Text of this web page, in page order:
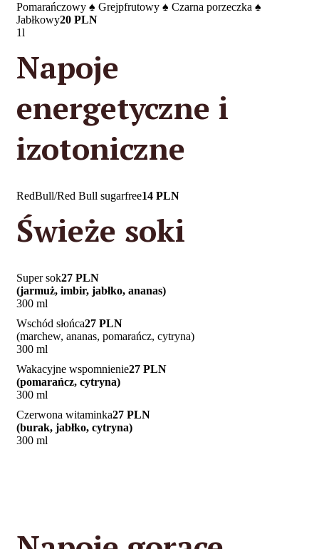
Pomarańczowy ♠ Grejpfrutowy ♠ Czarna porzeczka ♠
Jabłkowy20 PLN
1l
Napoje
energetyczne i
izotoniczne
RedBull/Red Bull sugarfree14 PLN
Świeże soki
Super sok27 PLN
(jarmuż, imbir, jabłko, ananas)
300 ml
Wschód słońca27 PLN
(marchew, ananas, pomarańcz, cytryna)
300 ml
Wakacyjne wspomnienie27 PLN
(pomarańcz, cytryna)
300 ml
Czerwona witaminka27 PLN
(burak, jabłko, cytryna)
300 ml